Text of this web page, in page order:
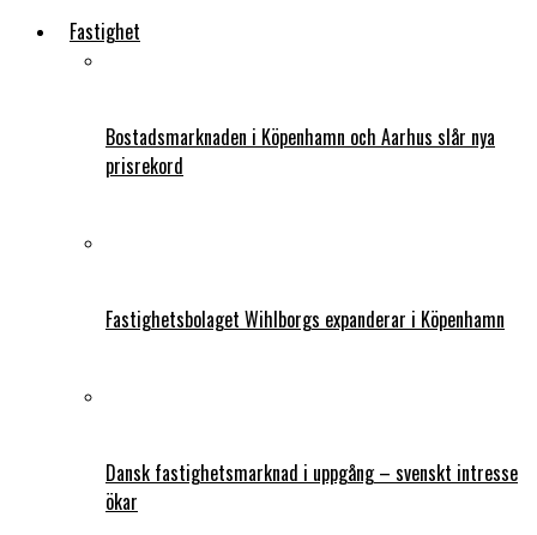
Fastighet
Bostadsmarknaden i Köpenhamn och Aarhus slår nya
prisrekord
Fastighetsbolaget Wihlborgs expanderar i Köpenhamn
Dansk fastighetsmarknad i uppgång – svenskt intresse
ökar